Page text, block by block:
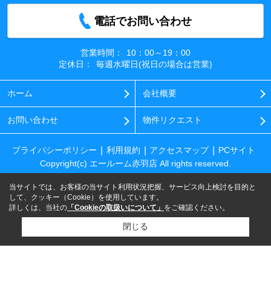
電話でお問い合わせ
営業時間：
10：00～19：00
定休日：
毎週水曜日(祝日の場合は営業)
ホーム 会社概要
お問い合わせ 物件リクエスト
プライバシーポリシー 利用規約 アクセスマップ
PCサイト
Copyright(c) エールーム赤羽店 All rights reserved.
当サイトでは、お客様の当サイト利用状況把握、サービス向上検討を目的と
して、クッキー（Cookie）を使用しています。
詳しくは、当社の 「Cookieの取扱いについて」 をご確認ください。
閉じる